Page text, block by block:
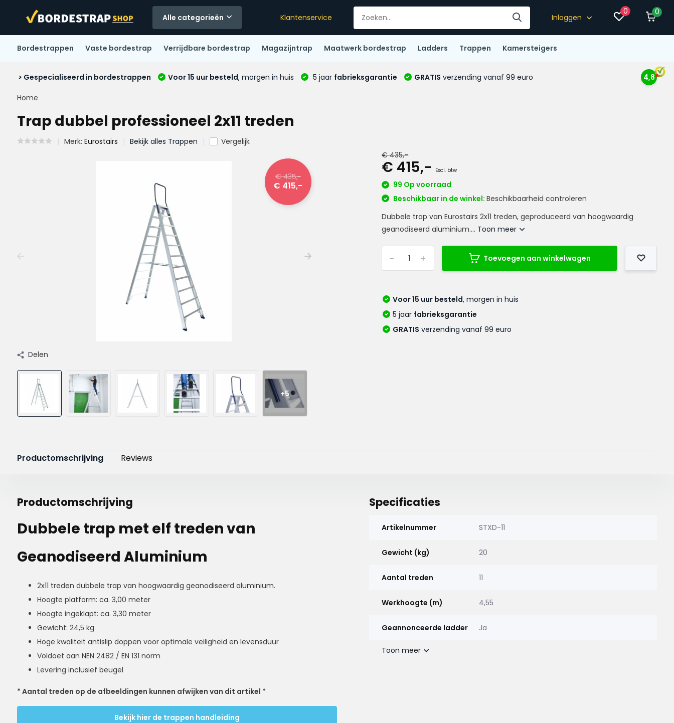
Alle categorieën Klantenservice Inloggen
0 0
Bordestrappen Vaste bordestrap Verrijdbare bordestrap Magazijntrap Maatwerk bordestrap Ladders Trappen Kamersteigers
> Gespecialiseerd in bordestrappen Voor 15 uur besteld, morgen in huis 5 jaar fabrieksgarantie GRATIS verzending vanaf 99 euro 4,8
Home
Trap dubbel professioneel 2x11 treden
Merk: Eurostairs Bekijk alles Trappen Vergelijk
€ 435,-
€ 415,-
Delen
+5
€ 435,-
€ 415,- Excl. btw
99 Op voorraad
Beschikbaar in de winkel:Beschikbaarheid controleren
Dubbele trap van Eurostairs 2x11 treden, geproduceerd van hoogwaardig
geanodiseerd aluminium.... Toon meer
+
- Toevoegen aan winkelwagen
Voor 15 uur besteld, morgen in huis
5 jaar fabrieksgarantie
GRATIS verzending vanaf 99 euro
Productomschrijving Reviews
Productomschrijving
Dubbele trap met elf treden van
Geanodiseerd Aluminium
2x11 treden dubbele trap van hoogwaardig geanodiseerd aluminium.
Hoogte platform: ca. 3,00 meter
Hoogte ingeklapt: ca. 3,30 meter
Gewicht: 24,5 kg
Hoge kwaliteit antislip doppen voor optimale veiligheid en levensduur
Voldoet aan NEN 2482 / EN 131 norm
Levering inclusief beugel
* Aantal treden op de afbeeldingen kunnen afwijken van dit artikel *
Bekijk hier de trappen handleiding
Specificaties
Artikelnummer STXD-11
Gewicht (kg) 20
Aantal treden 11
Werkhoogte (m) 4,55
Geannonceerde ladder Ja
Toon meer